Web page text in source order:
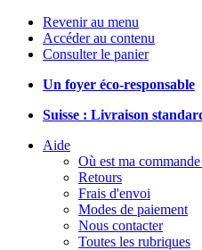
Revenir au menu
Accéder au contenu
Consulter le panier
Un foyer éco-responsable
Suisse : Livraison
Aide
Où est ma
Retours
Frais d'envoi
Modes de paiement
Nous contacter
Toutes les rubriques